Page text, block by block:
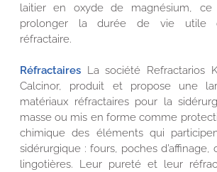
laitier en oxyde de magnésium,
prolonger la durée de vie utile
réfractaire.
Réfractaires
La société Refractarios
Calcinor, produit et propose une
matériaux réfractaires pour la
masse ou mis en forme comme
chimique des éléments qui
sidérurgique : fours, poches d’affinage,
lingotières. Leur pureté et leur